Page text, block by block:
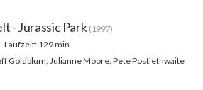
- Jurassic Park (1997)
Laufzeit: 129 min
Goldblum, Julianne Moore, Pete Postlethwaite